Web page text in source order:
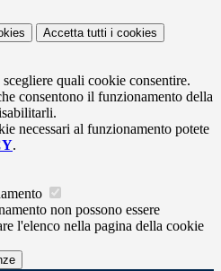
Accetta tutti i cookies
quali cookie consentire.
consentono il funzionamento della
necessari al funzionamento potete
.
non possono essere
l'elenco nella pagina della cookie